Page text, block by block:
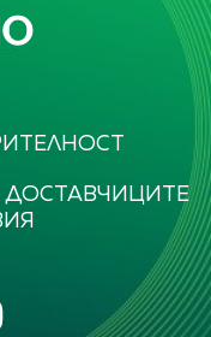
ДОСТАВЧИЦИТЕ